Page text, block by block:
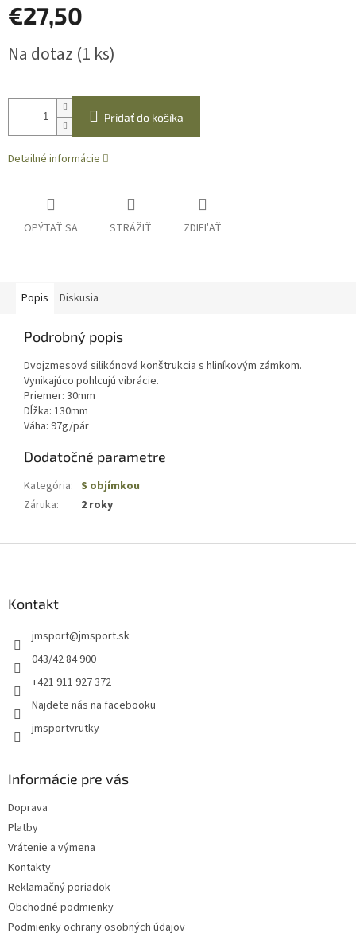
€27,50
cena:
Na dotaz (1 ks)
Pridať do košíka
Detailné informácie
OPÝTAŤ SA STRÁŽIŤ ZDIEĽAŤ
Popis Diskusia
Podrobný popis
Dvojzmesová silikónová konštrukcia s hliníkovým zámkom.
Vynikajúco pohlcujú vibrácie.
Priemer: 30mm
Dĺžka: 130mm
Váha: 97g/pár
Dodatočné parametre
Kategória: S objímkou
Záruka: 2 roky
Kontakt
jmsport@jmsport.sk
043/42 84 900
+421 911 927 372
Najdete nás na facebooku
jmsportvrutky
Informácie pre vás
Doprava
Platby
Vrátenie a výmena
Kontakty
Reklamačný poriadok
Obchodné podmienky
Podmienky ochrany osobných údajov